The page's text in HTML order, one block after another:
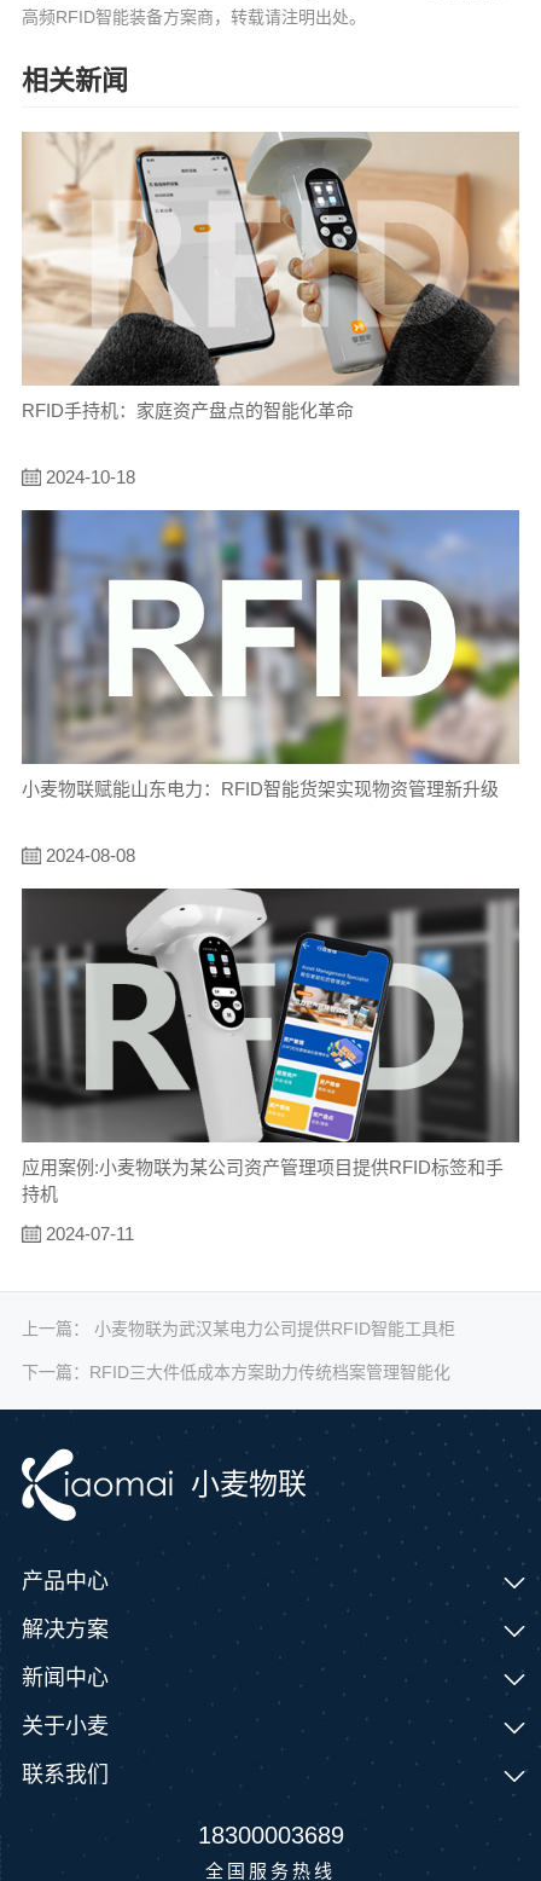
高频RFID智能装备方案商，转载请注明出处。
相关新闻
RFID手持机：家庭资产盘点的智能化革命
2024-10-18
小麦物联赋能山东电力：RFID智能货架实现物资管理新升级
2024-08-08
应用案例:小麦物联为某公司资产管理项目提供RFID标签和手
持机
2024-07-11
上一篇： 小麦物联为武汉某电力公司提供RFID智能工具柜
下一篇： RFID三大件低成本方案助力传统档案管理智能化
小麦物联
产品中心
解决方案
新闻中心
关于小麦
联系我们
18300003689
全国服务热线